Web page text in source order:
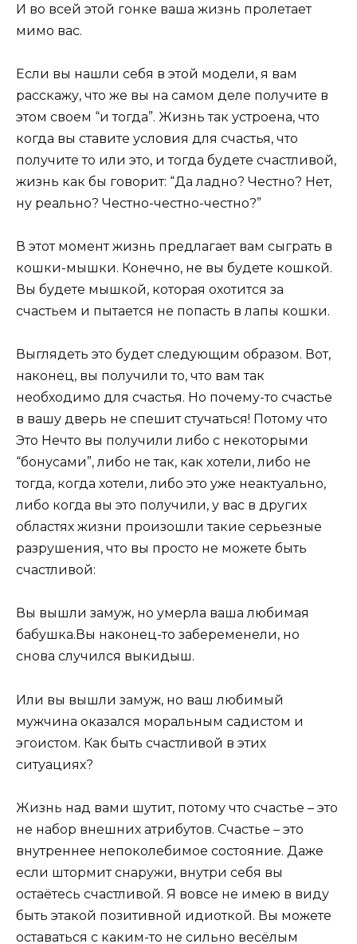
И во всей этой гонке ваша жизнь пролетает
мимо вас.
Если вы нашли себя в этой модели, я вам
расскажу, что же вы на самом деле получите в
этом своем “и тогда”. Жизнь так устроена, что
когда вы ставите условия для счастья, что
получите то или это, и тогда будете счастливой,
жизнь как бы говорит: “Да ладно? Честно? Нет,
ну реально? Честно-честно-честно?”
В этот момент жизнь предлагает вам сыграть в
кошки-мышки. Конечно, не вы будете кошкой.
Вы будете мышкой, которая охотится за
счастьем и пытается не попасть в лапы кошки.
Выглядеть это будет следующим образом. Вот,
наконец, вы получили то, что вам так
необходимо для счастья. Но почему-то счастье
в вашу дверь не спешит стучаться! Потому что
Это Нечто вы получили либо с некоторыми
“бонусами”, либо не так, как хотели, либо не
тогда, когда хотели, либо это уже неактуально,
либо когда вы это получили, у вас в других
областях жизни произошли такие серьезные
разрушения, что вы просто не можете быть
счастливой:
Вы вышли замуж, но умерла ваша любимая
бабушка.Вы наконец-то забеременели, но
снова случился выкидыш.
Или вы вышли замуж, но ваш любимый
мужчина оказался моральным садистом и
эгоистом. Как быть счастливой в этих
ситуациях?
Жизнь над вами шутит, потому что счастье – это
не набор внешних атрибутов. Счастье – это
внутреннее непоколебимое состояние. Даже
если штормит снаружи, внутри себя вы
остаётесь счастливой. Я вовсе не имею в виду
быть этакой позитивной идиоткой. Вы можете
оставаться с каким-то не сильно весёлым